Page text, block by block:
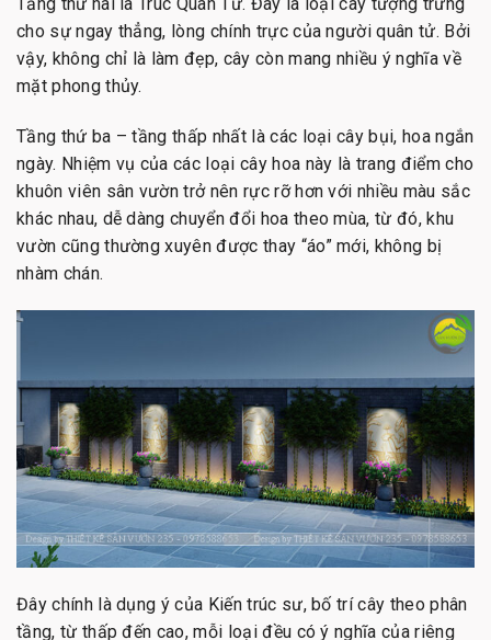
cho sự ngay thẳng, lòng chính trực của người quân tử. Bởi
vậy, không chỉ là làm đẹp, cây còn mang nhiều ý nghĩa về
mặt phong thủy.
Tầng thứ ba – tầng thấp nhất là các loại cây bụi, hoa ngắn
ngày. Nhiệm vụ của các loại cây hoa này là trang điểm cho
khuôn viên sân vườn trở nên rực rỡ hơn với nhiều màu sắc
khác nhau, dễ dàng chuyển đổi hoa theo mùa, từ đó, khu
vườn cũng thường xuyên được thay “áo” mới, không bị
nhàm chán.
Đây chính là dụng ý của Kiến trúc sư, bố trí cây theo phân
tầng, từ thấp đến cao, mỗi loại đều có ý nghĩa của riêng